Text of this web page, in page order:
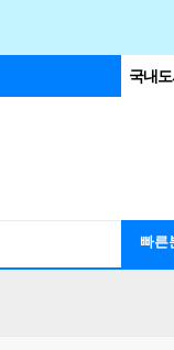
국내도
빠른